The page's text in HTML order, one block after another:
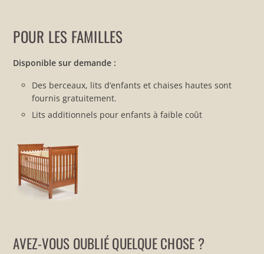
POUR LES FAMILLES
Disponible sur demande :
Des berceaux, lits d’enfants et chaises hautes sont
fournis gratuitement.
Lits additionnels pour enfants à faible coût
AVEZ-VOUS OUBLIÉ QUELQUE CHOSE ?